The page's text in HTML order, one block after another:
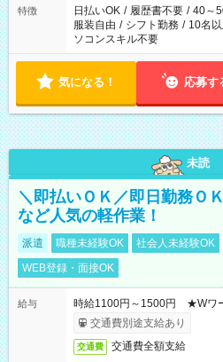
案内が難しい場合があります
特徴 日払いOK / 履歴書不要 / 40～
服装自由 / シフト勤務 / 10名
ソコンスキル不要
気になる！ 応募す
未読
＼即払いＯＫ／即日勤務Ｏ
など人気の軽作業！
派遣 職種未経験OK 社会人未経験OK
WEB登録・面接OK
給与
時給1100円～1500円 ★Wワ
交通費別途支給あり
交通費 交通費全額支給